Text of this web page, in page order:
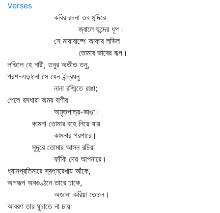
Verses
কবির রচনা তব মন্দিরে
জ্বালে ছন্দের ধূপ।
সে মায়াবাষ্পে আকার লভিল
তোমার ভাবের রূপ।
লভিলে হে নারী, তনুর অতীত তনু,
পরশ-এড়ানো সে যেন ইন্দ্রধনু
নানা রশ্মিতে রাঙা;
পেলে রসধারা অমর বাণীর
অমৃতপাত্র-ভাঙা।
কামনা তোমার বহে নিয়ে যায়
কামনার পরপারে।
সুদূরে তোমার আসন রচিয়া
ফাঁকি দেয় আপনারে।
ধ্যানপ্রতিমারে স্বপ্নরেখায় আঁকে,
অপরূপ অবগুণ্ঠনে তারে ঢাকে,
অজানা করিয়া তোলে।
আবরণ তার ঘুচাতে না চায়